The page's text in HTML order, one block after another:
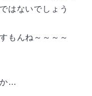
はないでしょう
もんね～～～～
か…